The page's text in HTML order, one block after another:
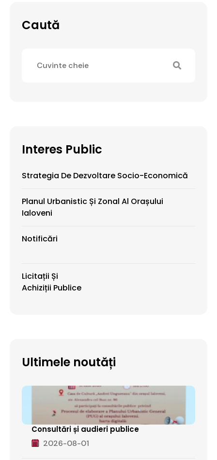
Caută
Interes Public
Strategia De Dezvoltare Socio-Economică
Planul Urbanistic Și Zonal Al Orașului
Ialoveni
Notificări
Licitații Și
Achiziții Publice
Ultimele noutăți
Consultări și audieri publice
2026-08-01